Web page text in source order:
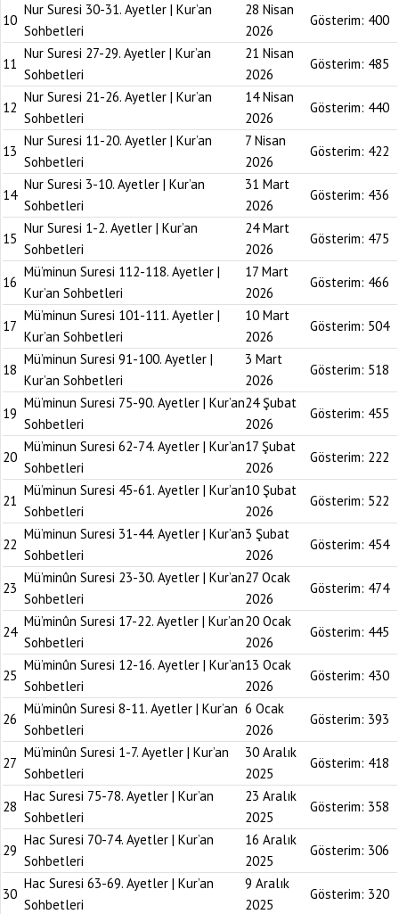
10
Nur Suresi 30-31. Ayetler | Kur’an
Sohbetleri
28 Nisan
2026
Gösterim: 400
11
Nur Suresi 27-29. Ayetler | Kur’an
Sohbetleri
21 Nisan
2026
Gösterim: 485
12
Nur Suresi 21-26. Ayetler | Kur’an
Sohbetleri
14 Nisan
2026
Gösterim: 440
13
Nur Suresi 11-20. Ayetler | Kur’an
Sohbetleri
7 Nisan
2026
Gösterim: 422
14
Nur Suresi 3-10. Ayetler | Kur’an
Sohbetleri
31 Mart
2026
Gösterim: 436
15
Nur Suresi 1-2. Ayetler | Kur’an
Sohbetleri
24 Mart
2026
Gösterim: 475
16
Mü’minun Suresi 112-118. Ayetler |
Kur’an Sohbetleri
17 Mart
2026
Gösterim: 466
17
Mü’minun Suresi 101-111. Ayetler |
Kur’an Sohbetleri
10 Mart
2026
Gösterim: 504
18
Mü’minun Suresi 91-100. Ayetler |
Kur’an Sohbetleri
3 Mart
2026
Gösterim: 518
19
Mü’minun Suresi 75-90. Ayetler | Kur’an
Sohbetleri
24 Şubat
2026
Gösterim: 455
20
Mü’minun Suresi 62-74. Ayetler | Kur’an
Sohbetleri
17 Şubat
2026
Gösterim: 222
21
Mü’minun Suresi 45-61. Ayetler | Kur’an
Sohbetleri
10 Şubat
2026
Gösterim: 522
22
Mü’minun Suresi 31-44. Ayetler | Kur’an
Sohbetleri
3 Şubat
2026
Gösterim: 454
23
Mü’minûn Suresi 23-30. Ayetler | Kur’an
Sohbetleri
27 Ocak
2026
Gösterim: 474
24
Mü’minûn Suresi 17-22. Ayetler | Kur’an
Sohbetleri
20 Ocak
2026
Gösterim: 445
25
Mü’minûn Suresi 12-16. Ayetler | Kur’an
Sohbetleri
13 Ocak
2026
Gösterim: 430
26
Mü’minûn Suresi 8-11. Ayetler | Kur’an
Sohbetleri
6 Ocak
2026
Gösterim: 393
27
Mü’minûn Suresi 1-7. Ayetler | Kur’an
Sohbetleri
30 Aralık
2025
Gösterim: 418
28
Hac Suresi 75-78. Ayetler | Kur’an
Sohbetleri
23 Aralık
2025
Gösterim: 358
29
Hac Suresi 70-74. Ayetler | Kur’an
Sohbetleri
16 Aralık
2025
Gösterim: 306
30
Hac Suresi 63-69. Ayetler | Kur’an
Sohbetleri
9 Aralık
2025
Gösterim: 320